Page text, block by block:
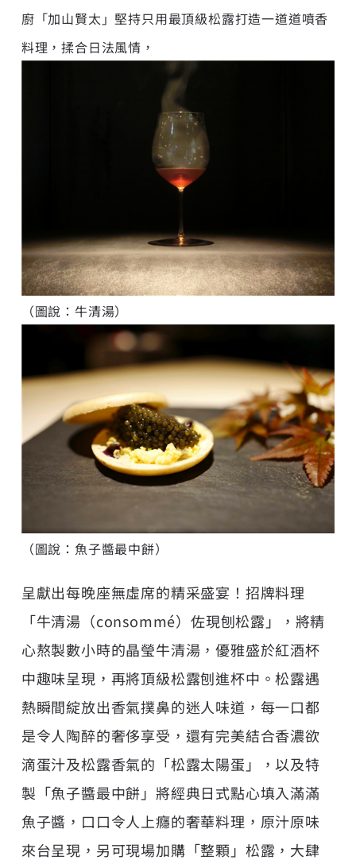
廚「加山賢太」堅持只用最頂級松露打造一道道噴香
料理，揉合日法風情，
（圖說：牛清湯）
（圖說：魚子醬最中餅）
呈獻出每晚座無虛席的精采盛宴！招牌料理
「牛清湯（consommé）佐現刨松露」，將精
心熬製數小時的晶瑩牛清湯，優雅盛於紅酒杯
中趣味呈現，再將頂級松露刨進杯中。松露遇
熱瞬間綻放出香氣撲鼻的迷人味道，每一口都
是令人陶醉的奢侈享受，還有完美結合香濃欲
滴蛋汁及松露香氣的「松露太陽蛋」，以及特
製「魚子醬最中餅」將經典日式點心填入滿滿
魚子醬，口口令人上癮的奢華料理，原汁原味
來台呈現，另可現場加購「整顆」松露，大肆